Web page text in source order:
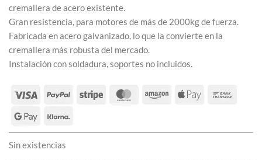
cremallera de acero existente.
Gran resistencia, para motores de más de 2000kg de fuerza.
Fabricada en acero galvanizado, lo que la convierte en la
cremallera más robusta del mercado.
Instalación con soldadura, soportes no incluidos.
Sin existencias